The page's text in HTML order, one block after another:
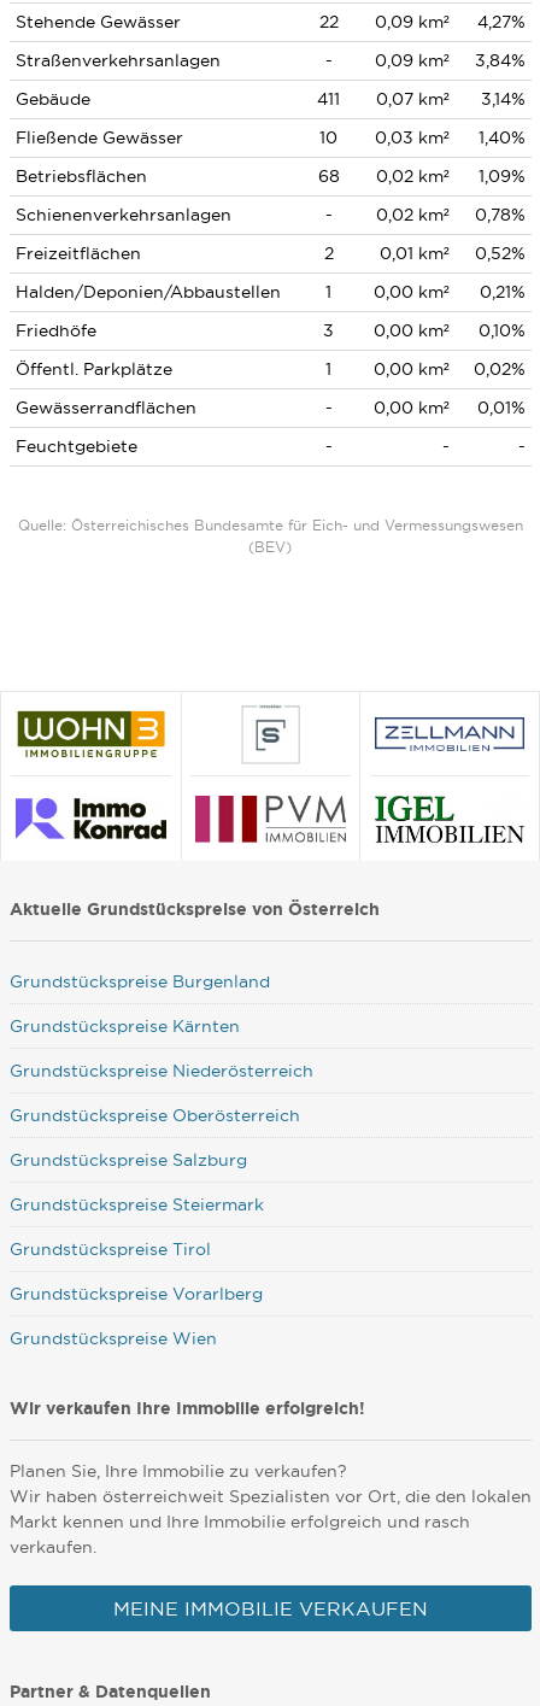
Stehende Gewässer 22 0,09 km²
4,27%
Straßenverkehrsanlagen
- 0,09 km²
3,84%
Gebäude
411 0,07 km²
3,14%
Fließende Gewässer
10 0,03 km²
1,40%
Betriebsflächen
68 0,02 km²
1,09%
Schienenverkehrsanlagen
- 0,02 km²
0,78%
Freizeitflächen
2 0,01 km²
0,52%
Halden/Deponien/Abbaustellen
1 0,00 km²
0,21%
Friedhöfe
3 0,00 km²
0,10%
Öffentl. Parkplätze
1 0,00 km²
0,02%
Gewässerrandflächen
- 0,00 km²
0,01%
Feuchtgebiete
- - -
Quelle: Österreichisches Bundesamte für Eich- und Vermessungswesen
(BEV)
Aktuelle Grundstückspreise von Österreich
Grundstückspreise Burgenland
Grundstückspreise Kärnten
Grundstückspreise Niederösterreich
Grundstückspreise Oberösterreich
Grundstückspreise Salzburg
Grundstückspreise Steiermark
Grundstückspreise Tirol
Grundstückspreise Vorarlberg
Grundstückspreise Wien
Wir verkaufen Ihre Immobilie erfolgreich!
Planen Sie, Ihre Immobilie zu verkaufen?
Wir haben österreichweit Spezialisten vor Ort, die den lokalen
Markt kennen und Ihre Immobilie erfolgreich und rasch
verkaufen.
MEINE IMMOBILIE VERKAUFEN
Partner & Datenquellen